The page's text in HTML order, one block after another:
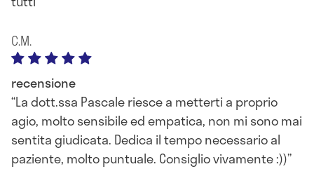
C.M.
recensione
La dott.ssa Pascale riesce a metterti a proprio
agio, molto sensibile ed empatica, non mi sono mai
sentita giudicata. Dedica il tempo necessario al
paziente, molto puntuale. Consiglio vivamente :))